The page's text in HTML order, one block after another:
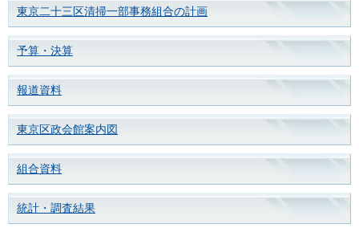
東京二十三区清掃一部事務組合の計画
予算・決算
報道資料
東京区政会館案内図
組合資料
統計・調査結果